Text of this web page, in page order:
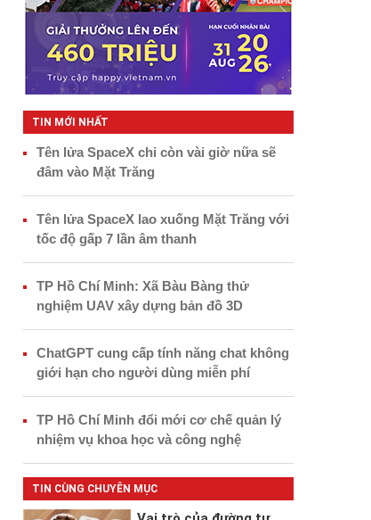
TIN MỚI NHẤT
Tên lửa SpaceX chỉ còn vài giờ nữa sẽ
đâm vào Mặt Trăng
Tên lửa SpaceX lao xuống Mặt Trăng với
tốc độ gấp 7 lần âm thanh
TP Hồ Chí Minh: Xã Bàu Bàng thử
nghiệm UAV xây dựng bản đồ 3D
ChatGPT cung cấp tính năng chat không
giới hạn cho người dùng miễn phí
TP Hồ Chí Minh đổi mới cơ chế quản lý
nhiệm vụ khoa học và công nghệ
TIN CÙNG CHUYÊN MỤC